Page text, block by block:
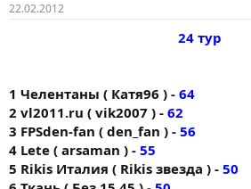
22.02.2012
24 тур
1 Челентаны ( Катя96 ) - 64
2 vl2011.ru ( vik2007 ) - 62
3 FPSden-fan ( den_fan ) - 56
4 Lete ( arsaman ) - 55
5 Rikis Италия ( Rikis звезда ) - 50